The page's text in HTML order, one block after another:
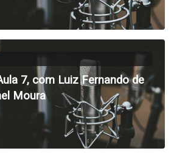
7, com Luiz Fernando de
Moura